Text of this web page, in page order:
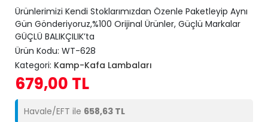
Ürünlerimizi Kendi Stoklarımızdan Özenle Paketleyip Aynı
Gün Gönderiyoruz,%100 Orijinal Ürünler, Güçlü Markalar
GÜÇLÜ BALIKÇILIK’ta
Ürün Kodu: WT-628
Kategori: Kamp-Kafa Lambaları
679,00 TL
Havale/EFT ile 658,63 TL